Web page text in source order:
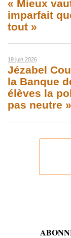
« Mieux
imparfait
tout »
19 juin 2026
Jézabel
la Banque
élèves la
pas neutre »